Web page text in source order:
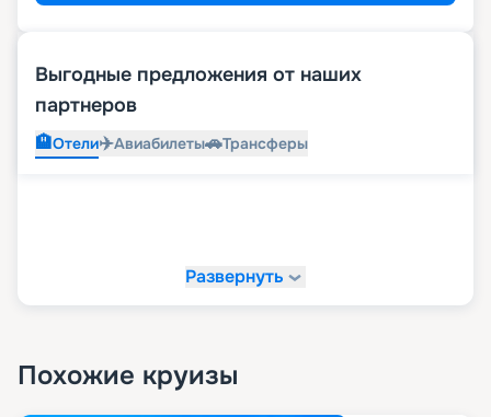
Выгодные предложения от наших
партнеров
🏨Отели✈️Авиабилеты🚗Трансферы
Развернуть
Похожие круизы